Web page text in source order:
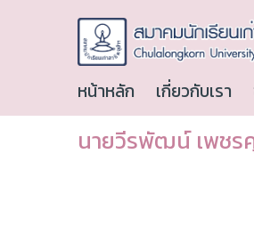
หน้าหลัก เกี่ยวกับเรา
นายวีรพัฒน์ เพชร